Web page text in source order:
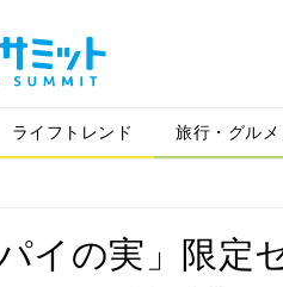
ライフトレンド 旅行・グルメ
イの実」限定